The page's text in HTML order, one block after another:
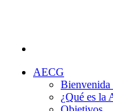
AECG
Bienvenida
¿Qué es la